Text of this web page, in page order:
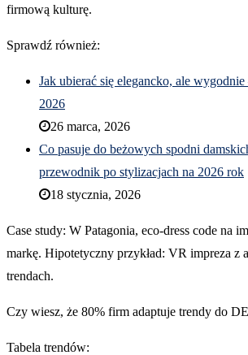
firmową kulturę.
Sprawdź również:
Jak ubierać się elegancko, ale wygodnie
2026
26 marca, 2026
Co pasuje do beżowych spodni
przewodnik po stylizacjach na 2026 rok
18 stycznia, 2026
Case study: W Patagonia, eco-dress code na
markę. Hipotetyczny przykład: VR impreza z
trendach.
Czy wiesz, że 80% firm adaptuje trendy do
Tabela trendów: